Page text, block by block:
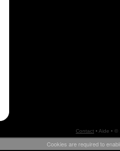
Contact• Aide • ©
Cookies are required to